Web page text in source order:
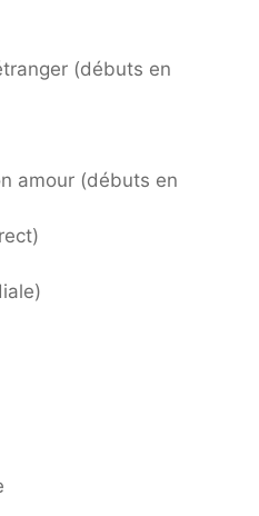
(débuts en
amour (débuts en